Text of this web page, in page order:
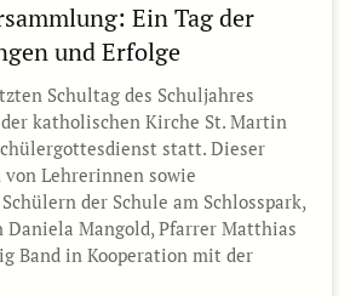
Ein Tag der
und Erfolge
Schultag des Schuljahres
katholischen Kirche St. Martin
statt. Dieser
Lehrerinnen sowie
der Schule am Schlosspark,
Mangold, Pfarrer Matthias
Band in Kooperation mit der